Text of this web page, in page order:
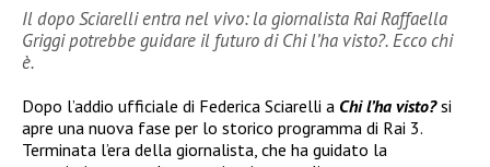
Il dopo Sciarelli entra nel vivo: la giornalista Rai Raffaella
Griggi potrebbe guidare il futuro di Chi l’ha visto?. Ecco chi
è.
Dopo l’addio ufficiale di Federica Sciarelli a Chi l’ha visto?si
apre una nuova fase per lo storico programma di Rai 3.
Terminata l’era della giornalista, che ha guidato la